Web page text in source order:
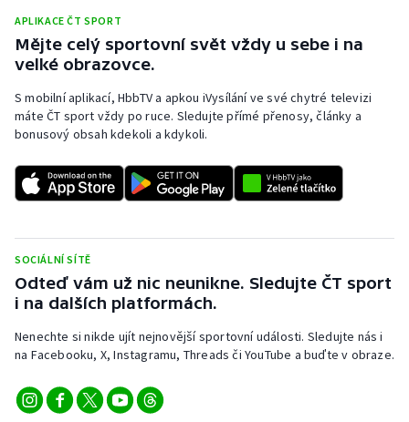
Triatlon
Veslování
Vodní slalom
Volejbal
APLIKACE ČT SPORT
Mějte celý sportovní svět vždy u sebe i na
velké obrazovce.
S mobilní aplikací, HbbTV a apkou iVysílání ve své chytré televizi
máte ČT sport vždy po ruce. Sledujte přímé přenosy, články a
bonusový obsah kdekoli a kdykoli.
SOCIÁLNÍ SÍTĚ
Odteď vám už nic neunikne. Sledujte ČT sport
i na dalších platformách.
Nenechte si nikde ujít nejnovější sportovní události. Sledujte nás i
na Facebooku, X, Instagramu, Threads či YouTube a buďte v obraze.